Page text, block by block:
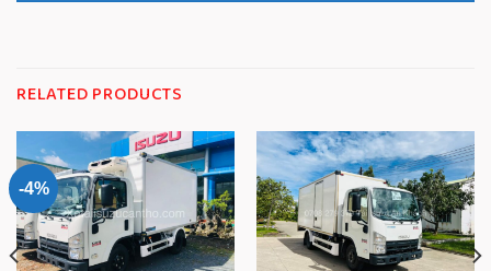
RELATED PRODUCTS
-4%